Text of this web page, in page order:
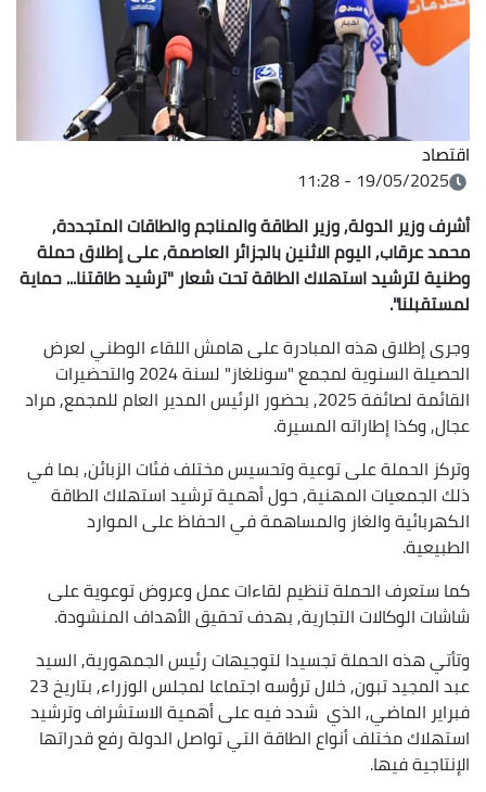
اقتصاد
19/05/2025 - 11:28
أشرف وزير الدولة, وزير الطاقة والمناجم والطاقات المتجددة,
محمد عرقاب, اليوم الاثنين بالجزائر العاصمة, على إطلاق حملة
وطنية لترشيد استهلاك الطاقة تحت شعار "ترشيد طاقتنا... حماية
لمستقبلنا".
وجرى إطلاق هذه المبادرة على هامش اللقاء الوطني لعرض
الحصيلة السنوية لمجمع "سونلغاز" لسنة 2024 والتحضيرات
القائمة لصائفة 2025, بحضور الرئيس المدير العام للمجمع, مراد
عجال, وكذا إطاراته المسيرة.
وتركز الحملة على توعية وتحسيس مختلف فئات الزبائن, بما في
ذلك الجمعيات المهنية, حول أهمية ترشيد استهلاك الطاقة
الكهربائية والغاز والمساهمة في الحفاظ على الموارد
الطبيعية.
كما ستعرف الحملة تنظيم لقاءات عمل وعروض توعوية على
شاشات الوكالات التجارية, بهدف تحقيق الأهداف المنشودة.
وتأتي هذه الحملة تجسيدا لتوجيهات رئيس الجمهورية, السيد
عبد المجيد تبون, خلال ترؤسه اجتماعا لمجلس الوزراء, بتاريخ 23
فبراير الماضي, الذي شدد فيه على أهمية الاستشراف وترشيد
استهلاك مختلف أنواع الطاقة التي تواصل الدولة رفع قدراتها
الإنتاجية فيها.